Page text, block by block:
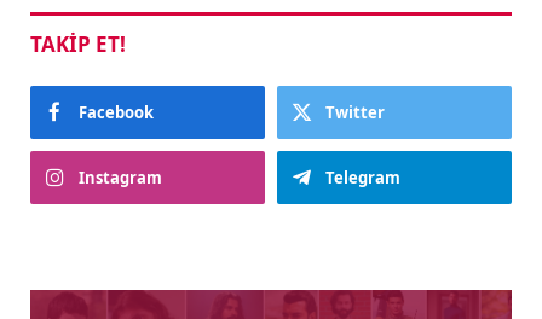
TAKIP ET!
Facebook Twitter
Instagram Telegram